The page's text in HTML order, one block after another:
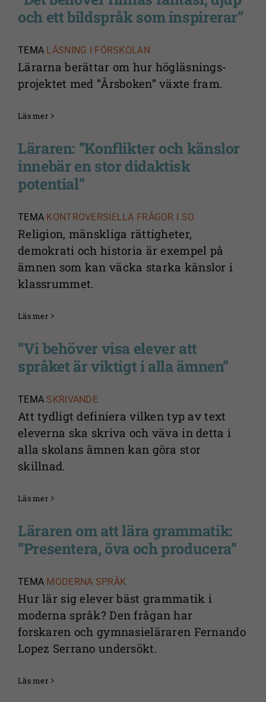
och ett bildspråk som inspirerar”
TEMA LÄSNING I FÖRSKOLAN
Lärarna berättar om hur högläsnings-
projektet med ”Årsboken” växte fram.
Läs mer
Läraren: ”Konflikter och känslor
innebär en stor didaktisk
potential”
TEMA KONTROVERSIELLA FRÅGOR I SO
Religion, mänskliga rättigheter,
demokrati och historia är exempel på
ämnen som kan väcka starka känslor i
klassrummet.
Läs mer
”Vi behöver visa elever att
språket är viktigt i alla ämnen”
TEMA SKRIVANDE
Att tydligt definiera vilken typ av text
eleverna ska skriva och väva in detta i
alla skolans ämnen kan göra stor
skillnad.
Läs mer
Läraren om att lära grammatik:
”Presentera, öva och producera”
TEMA MODERNA SPRÅK
Hur lär sig elever bäst grammatik i
moderna språk? Den frågan har
forskaren och gymnasieläraren Fernando
Lopez Serrano undersökt.
Läs mer
Dessa kakor
går inte att
välja bort. De
behövs för
att